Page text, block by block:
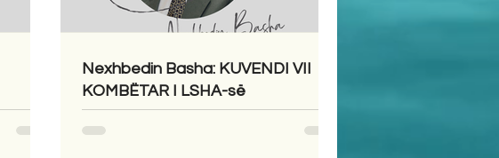
Nexhbedin Basha: KUVENDI VII
KOMBËTAR I LSHA-së